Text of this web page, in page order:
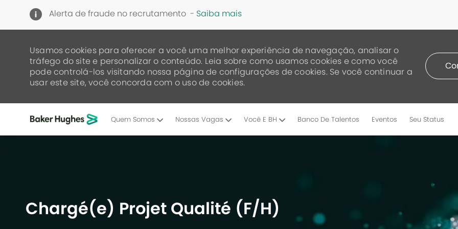
Alerta de fraude no recrutamento - Saiba mais
Usamos cookies para oferecer a você uma melhor experiência de navegação, analisar o
tráfego do site e personalizar o conteúdo. Leia sobre como usamos cookies e como você
pode controlá-los visitando nossa página de configurações de cookies. Se você continuar a
usar este site, você concorda com o uso de cookies.
Quem Somos Nossas Vagas Você E BH Banco De Talentos Eventos Seu Status
Chargé(e) Projet Qualité (F/H)